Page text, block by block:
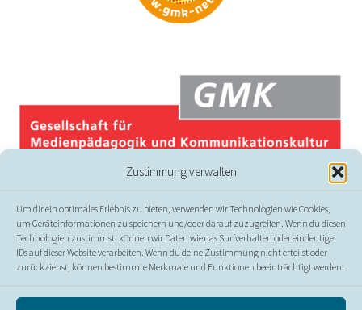
Zustimmung verwalten
Um dir ein optimales Erlebnis zu bieten, verwenden wir Technologien wie Cookies,
um Geräteinformationen zu speichern und/oder darauf zuzugreifen. Wenn du diesen
Technologien zustimmst, können wir Daten wie das Surfverhalten oder eindeutige
IDs auf dieser Website verarbeiten. Wenn du deine Zustimmung nicht erteilst oder
zurückziehst, können bestimmte Merkmale und Funktionen beeinträchtigt werden.